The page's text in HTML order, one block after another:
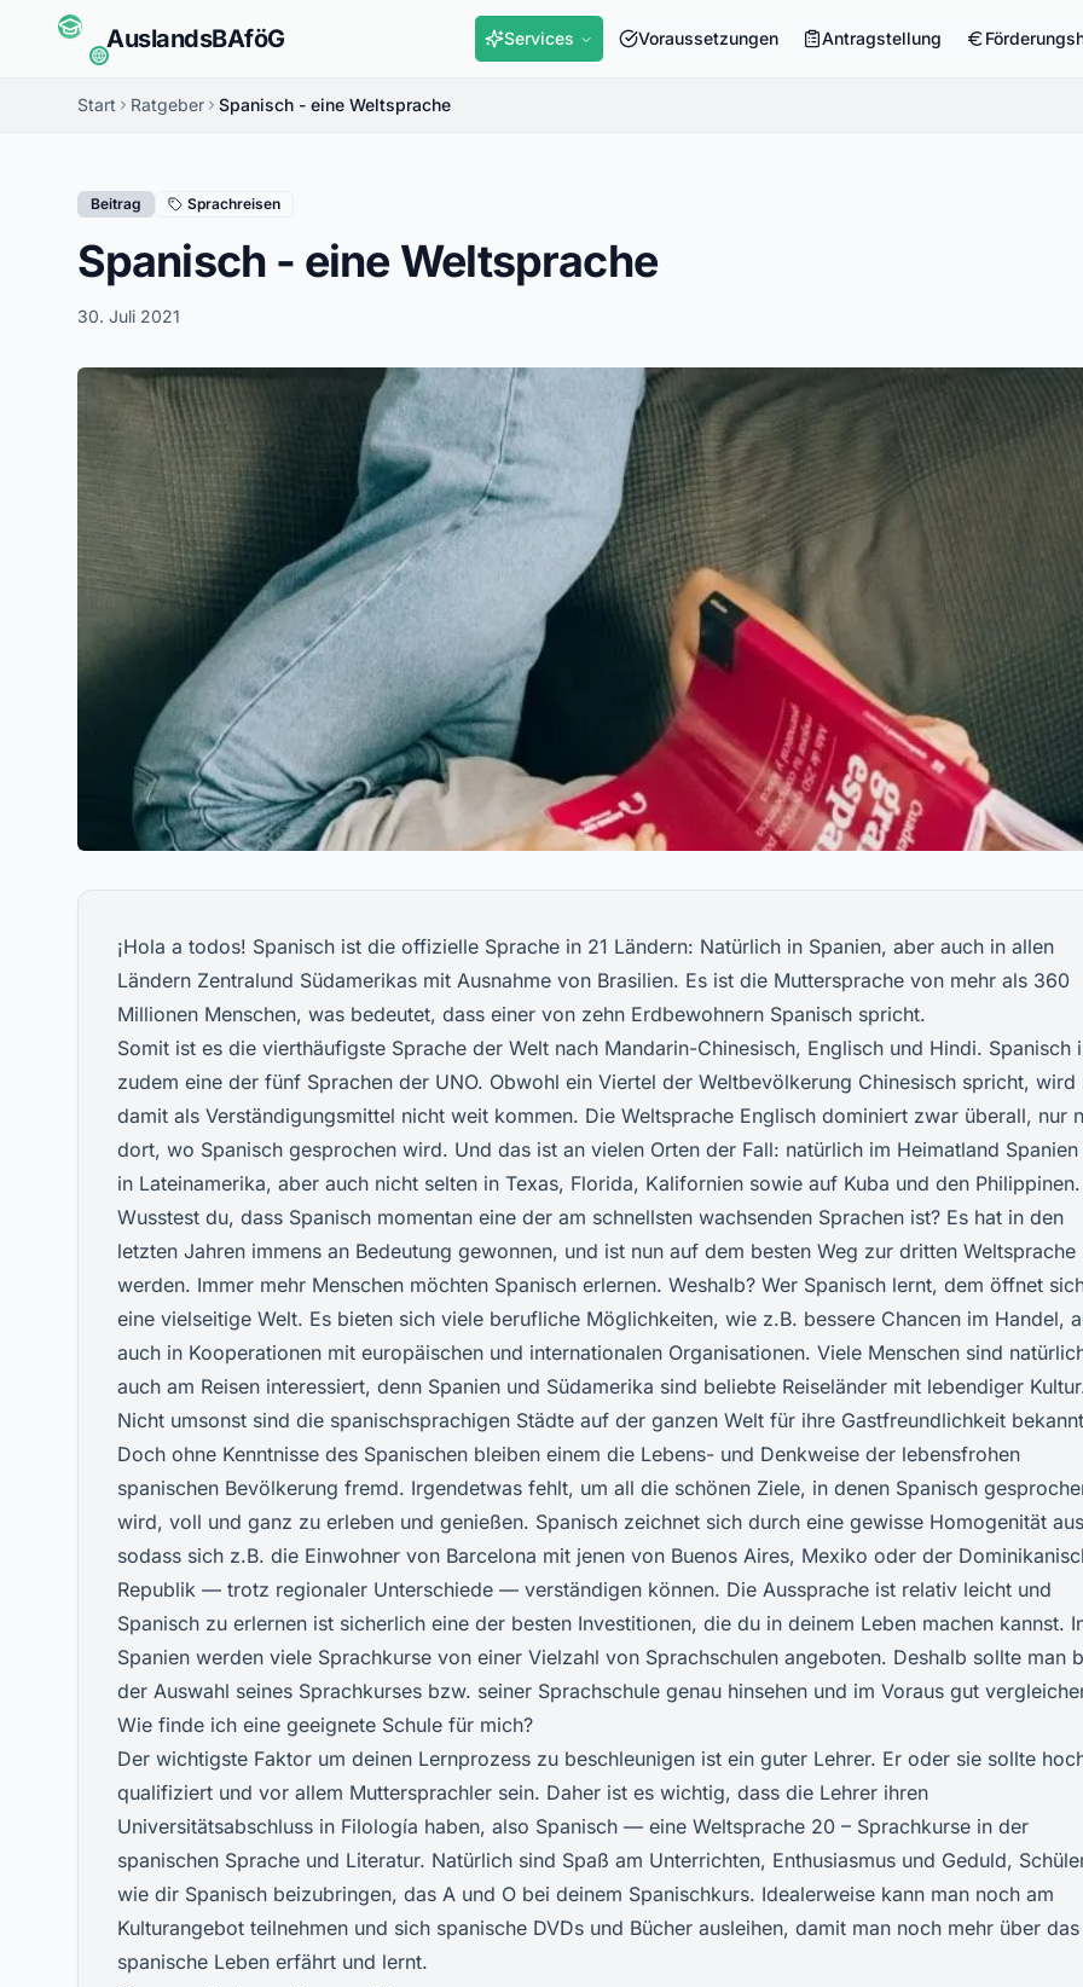
AuslandsBAföG Services Voraussetzungen Antragstellung
Start Ratgeber Spanisch - eine Weltsprache
Beitrag Sprachreisen
Spanisch - eine Weltsprache
30. Juli 2021
¡Hola a todos! Spanisch ist die offizielle Sprache in 21 Ländern: Natürlich in Spanien, aber auch in allen
Ländern Zentralund Südamerikas mit Ausnahme von Brasilien. Es ist die Muttersprache von mehr als 360
Millionen Menschen, was bedeutet, dass einer von zehn Erdbewohnern Spanisch spricht.
Somit ist es die vierthäufigste Sprache der Welt nach Mandarin-Chinesisch, Englisch und Hindi. Spanisch
zudem eine der fünf Sprachen der UNO. Obwohl ein Viertel der Weltbevölkerung Chinesisch spricht, wird
damit als Verständigungsmittel nicht weit kommen. Die Weltsprache Englisch dominiert zwar überall, nur
dort, wo Spanisch gesprochen wird. Und das ist an vielen Orten der Fall: natürlich im Heimatland Spanien
in Lateinamerika, aber auch nicht selten in Texas, Florida, Kalifornien sowie auf Kuba und den Philippinen.
Wusstest du, dass Spanisch momentan eine der am schnellsten wachsenden Sprachen ist? Es hat in den
letzten Jahren immens an Bedeutung gewonnen, und ist nun auf dem besten Weg zur dritten Weltsprache
werden. Immer mehr Menschen möchten Spanisch erlernen. Weshalb? Wer Spanisch lernt, dem öffnet
eine vielseitige Welt. Es bieten sich viele berufliche Möglichkeiten, wie z.B. bessere Chancen im Handel,
auch in Kooperationen mit europäischen und internationalen Organisationen. Viele Menschen sind
auch am Reisen interessiert, denn Spanien und Südamerika sind beliebte Reiseländer mit lebendiger
Nicht umsonst sind die spanischsprachigen Städte auf der ganzen Welt für ihre Gastfreundlichkeit
Doch ohne Kenntnisse des Spanischen bleiben einem die Lebens- und Denkweise der lebensfrohen
spanischen Bevölkerung fremd. Irgendetwas fehlt, um all die schönen Ziele, in denen Spanisch
wird, voll und ganz zu erleben und genießen. Spanisch zeichnet sich durch eine gewisse Homogenität
sodass sich z.B. die Einwohner von Barcelona mit jenen von Buenos Aires, Mexiko oder der
Republik — trotz regionaler Unterschiede — verständigen können. Die Aussprache ist relativ leicht und
Spanisch zu erlernen ist sicherlich eine der besten Investitionen, die du in deinem Leben machen kannst.
Spanien werden viele Sprachkurse von einer Vielzahl von Sprachschulen angeboten. Deshalb sollte man
der Auswahl seines Sprachkurses bzw. seiner Sprachschule genau hinsehen und im Voraus gut
Wie finde ich eine geeignete Schule für mich?
Der wichtigste Faktor um deinen Lernprozess zu beschleunigen ist ein guter Lehrer. Er oder sie sollte
qualifiziert und vor allem Muttersprachler sein. Daher ist es wichtig, dass die Lehrer ihren
Universitätsabschluss in Filología haben, also Spanisch — eine Weltsprache 20 – Sprachkurse in der
spanischen Sprache und Literatur. Natürlich sind Spaß am Unterrichten, Enthusiasmus und Geduld,
wie dir Spanisch beizubringen, das A und O bei deinem Spanischkurs. Idealerweise kann man noch am
Kulturangebot teilnehmen und sich spanische DVDs und Bücher ausleihen, damit man noch mehr über das
spanische Leben erfährt und lernt.